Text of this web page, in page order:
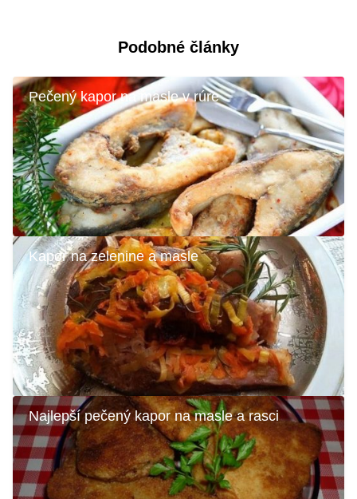
Podobné články
Pečený kapor na masle v rúre
Kapor na zelenine a masle
Najlepší pečený kapor na masle a rasci